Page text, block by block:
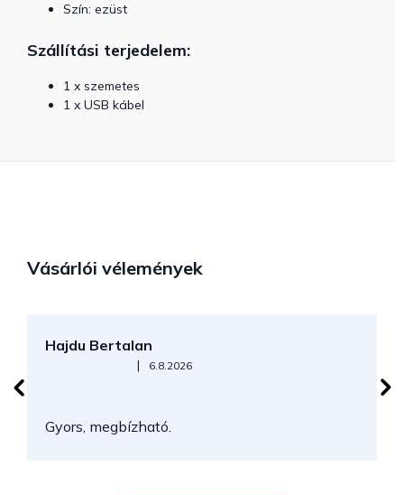
Szín: ezüst
Szállítási terjedelem:
1 x szemetes
1 x USB kábel
Vásárlói vélemények
Hajdu Bertalan
Az áruház értékelése 5-ből 5 csillag.
| 6.8.2026
Gyors, megbízható.